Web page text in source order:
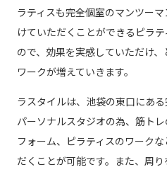
ラティスも完全個室のマンツー
けていただくことができるピラ
ので、効果を実感していただけ
ワークが増えていきます。
ラスタイルは、池袋の東口にある
パーソナルスタジオの為、筋ト
フォーム、ピラティスのワーク
だくことが可能です。また、周